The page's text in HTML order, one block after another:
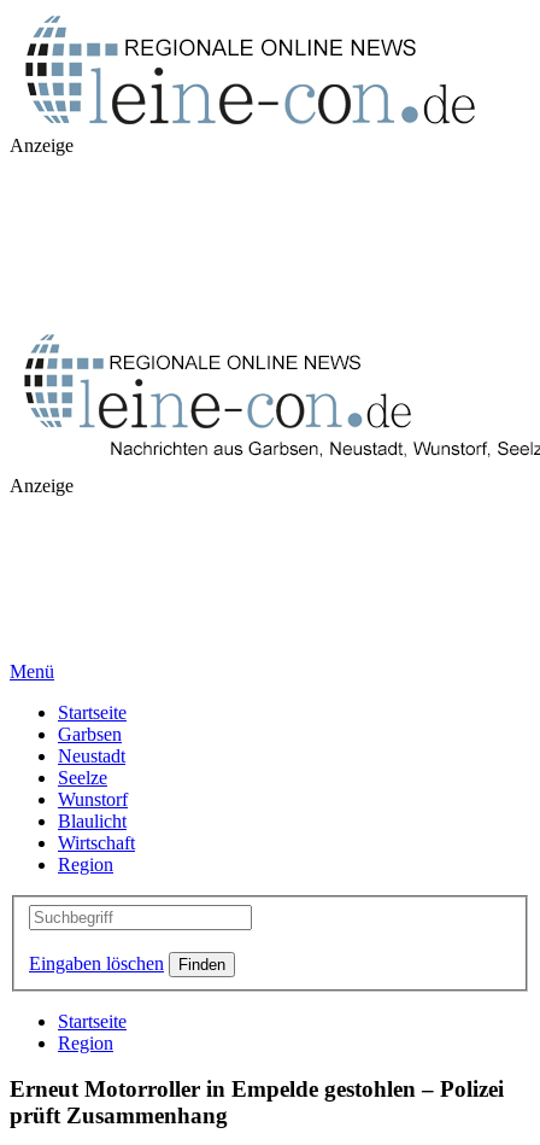
Anzeige
Anzeige
Menü
Startseite
Garbsen
Neustadt
Seelze
Wunstorf
Blaulicht
Wirtschaft
Region
Eingaben löschen
Startseite
Region
Erneut Motorroller in Empelde gestohlen – Polizei
prüft Zusammenhang